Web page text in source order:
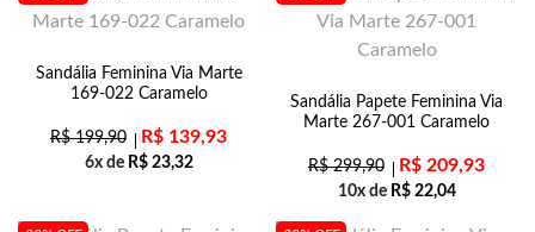
Sandália Feminina Via Marte
169-022 Caramelo
R$199,90 R$ 139,93
6x de R$23,32
Sandália Papete Feminina Via
Marte 267-001 Caramelo
R$299,90 R$ 209,93
10x de R$22,04